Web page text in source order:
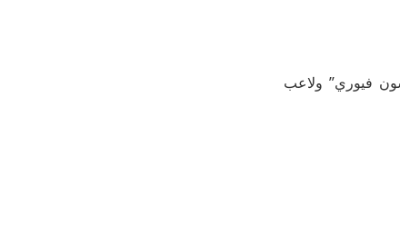
فيوري” ولاعب